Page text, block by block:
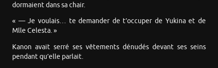
dormaient dans sa chair.
« — Je voulais… te demander de t’occuper de Yukina et de
Mlle Celesta. »
Kanon avait serré ses vêtements dénudés devant ses seins
pendant qu’elle parlait.